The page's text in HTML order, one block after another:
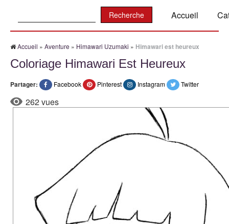
Accueil
Accueil » Aventure » Himawari Uzumaki » Himawari est heureux
Coloriage Himawari Est Heureux
Partager: Facebook Pinterest Instagram Twitter
262 vues